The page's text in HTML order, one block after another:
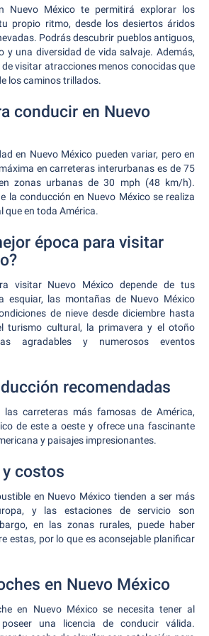
Nuevo México te permitirá explorar los
propio ritmo, desde los desiertos áridos
Podrás descubrir pueblos antiguos,
y una diversidad de vida salvaje. Además,
visitar atracciones menos conocidas que
los caminos trillados.
conducir en Nuevo
en Nuevo México pueden variar, pero en
en carreteras interurbanas es de 75
zonas urbanas de 30 mph (48 km/h).
la conducción en Nuevo México se realiza
que en toda América.
época para visitar
visitar Nuevo México depende de tus
esquiar, las montañas de Nuevo México
de nieve desde diciembre hasta
turismo cultural, la primavera y el otoño
agradables y numerosos eventos
recomendadas
carreteras más famosas de América,
de este a oeste y ofrece una fascinante
y paisajes impresionantes.
costos
en Nuevo México tienden a ser más
y las estaciones de servicio son
en las zonas rurales, puede haber
estas, por lo que es aconsejable planificar
en Nuevo México
en Nuevo México se necesita tener al
una licencia de conducir válida.